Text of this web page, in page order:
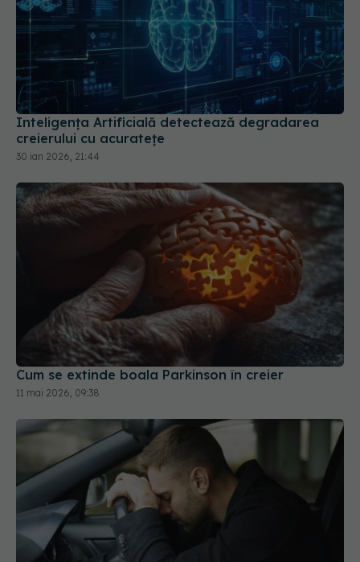
Inteligența Artificială detectează degradarea
creierului cu acuratețe
30 ian 2026, 21:44
Cum se extinde boala Parkinson în creier
11 mai 2026, 09:38